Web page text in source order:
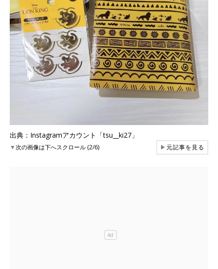
出典：Instagramアカウント「tsu__ki27」
▼次の画像は下へスクロール (2/6) ▶元記事を見る